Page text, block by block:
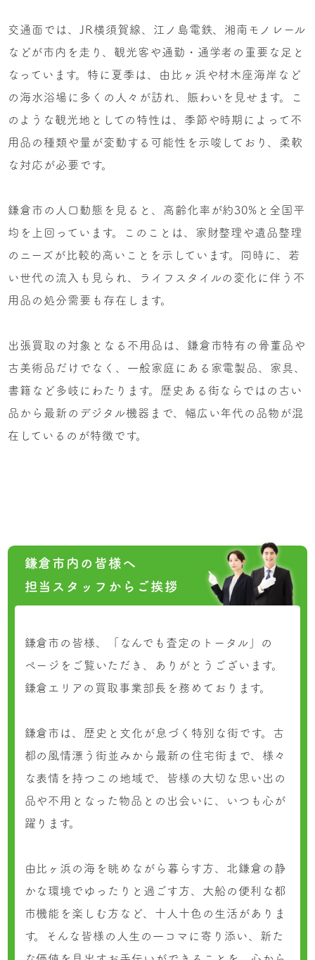
交通面では、JR横須賀線、江ノ島電鉄、湘南モノレール
などが市内を走り、観光客や通勤・通学者の重要な足と
なっています。特に夏季は、由比ヶ浜や材木座海岸など
の海水浴場に多くの人々が訪れ、賑わいを見せます。こ
のような観光地としての特性は、季節や時期によって不
用品の種類や量が変動する可能性を示唆しており、柔軟
な対応が必要です。
鎌倉市の人口動態を見ると、高齢化率が約30%と全国平
均を上回っています。このことは、家財整理や遺品整理
のニーズが比較的高いことを示しています。同時に、若
い世代の流入も見られ、ライフスタイルの変化に伴う不
用品の処分需要も存在します。
出張買取の対象となる不用品は、鎌倉市特有の骨董品や
古美術品だけでなく、一般家庭にある家電製品、家具、
書籍など多岐にわたります。歴史ある街ならではの古い
品から最新のデジタル機器まで、幅広い年代の品物が混
在しているのが特徴です。
鎌倉市内の皆様へ
担当スタッフからご挨拶
鎌倉市の皆様、「なんでも査定のトータル」の
ページをご覧いただき、ありがとうございます。
鎌倉エリアの買取事業部長を務めております。
鎌倉市は、歴史と文化が息づく特別な街です。古
都の風情漂う街並みから最新の住宅街まで、様々
な表情を持つこの地域で、皆様の大切な思い出の
品や不用となった物品との出会いに、いつも心が
躍ります。
由比ヶ浜の海を眺めながら暮らす方、北鎌倉の静
かな環境でゆったりと過ごす方、大船の便利な都
市機能を楽しむ方など、十人十色の生活がありま
す。そんな皆様の人生の一コマに寄り添い、新た